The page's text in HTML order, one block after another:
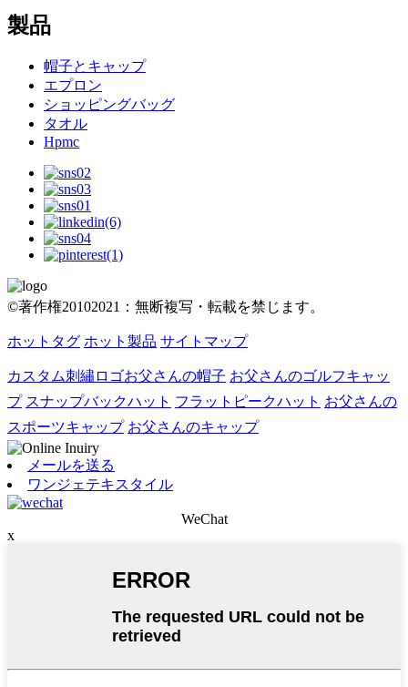
製品
帽子とキャップ
エプロン
ショッピングバッグ
タオル
Hpmc
©著作権20102021：無断複写・転載を禁じます。
ホットタグ ホット製品 サイトマップ
カスタム刺繡ロゴお父さんの帽子 お父さんのゴルフキャッ
プ スナップバックハット フラットピークハット お父さんの
スポーツキャップ お父さんのキャップ
メールを送る
ワンジェテキスタイル
WeChat
x